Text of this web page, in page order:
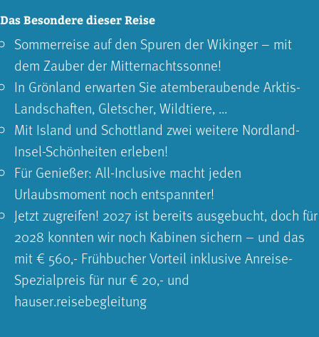
Das Besondere dieser Reise
Sommerreise auf den Spuren der Wikinger – mit
dem Zauber der Mitternachtssonne!
In Grönland erwarten Sie atemberaubende Arktis-
Landschaften, Gletscher, Wildtiere, ...
Mit Island und Schottland zwei weitere Nordland-
Insel-Schönheiten erleben!
Für Genießer: All-Inclusive macht jeden
Urlaubsmoment noch entspannter!
Jetzt zugreifen! 2027 ist bereits ausgebucht, doch für
2028 konnten wir noch Kabinen sichern – und das
mit € 560,- Frühbucher Vorteil inklusive Anreise-
Spezialpreis für nur € 20,- und
hauser.reisebegleitung